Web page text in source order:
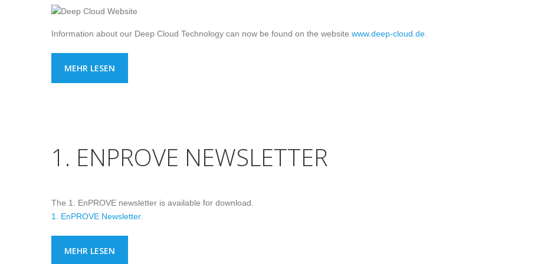
Information about our Deep Cloud Technology can now be found on the website www.deep-cloud.de
MEHR LESEN
1. ENPROVE NEWSLETTER
The 1. EnPROVE newsletter is available for download.
1. EnPROVE Newsletter.
MEHR LESEN